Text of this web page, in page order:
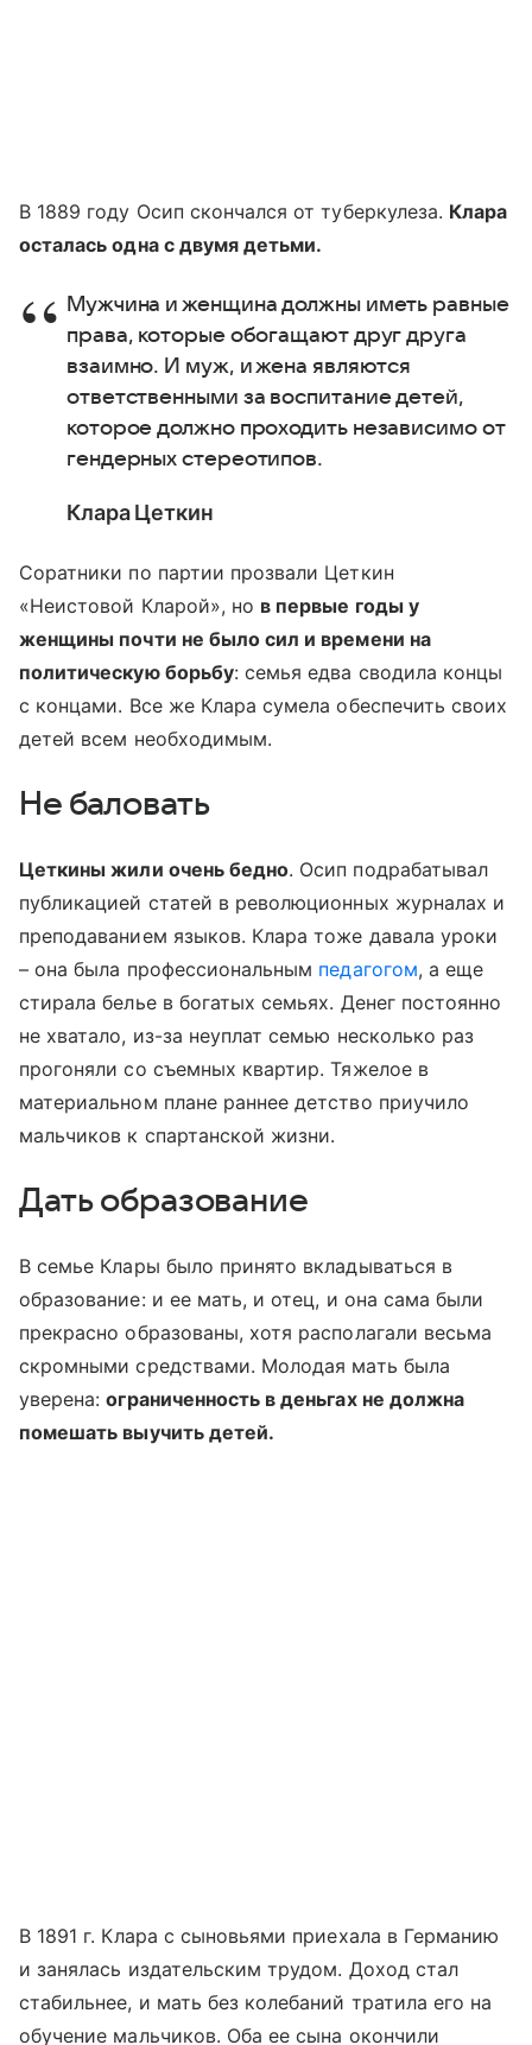
В 1889 году Осип скончался от туберкулеза. Клара
осталась одна с двумя детьми.
Мужчина и женщина должны иметь равные
права, которые обогащают друг друга
взаимно. И муж, и жена являются
ответственными за воспитание детей,
которое должно проходить независимо от
гендерных стереотипов.
Клара Цеткин
Соратники по партии прозвали Цеткин
«Неистовой Кларой», но в первые годы у
женщины почти не было сил и времени на
политическую борьбу: семья едва сводила концы
с концами. Все же Клара сумела обеспечить своих
детей всем необходимым.
Не баловать
Цеткины жили очень бедно. Осип подрабатывал
публикацией статей в революционных журналах и
преподаванием языков. Клара тоже давала уроки
– она была профессиональным педагогом, а еще
стирала белье в богатых семьях. Денег постоянно
не хватало, из-за неуплат семью несколько раз
прогоняли со съемных квартир. Тяжелое в
материальном плане раннее детство приучило
мальчиков к спартанской жизни.
Дать образование
В семье Клары было принято вкладываться в
образование: и ее мать, и отец, и она сама были
прекрасно образованы, хотя располагали весьма
скромными средствами. Молодая мать была
уверена:ограниченность в деньгах не должна
помешать выучить детей.
В 1891 г. Клара с сыновьями приехала в Германию
и занялась издательским трудом. Доход стал
стабильнее, и мать без колебаний тратила его на
обучение мальчиков. Оба ее сына окончили